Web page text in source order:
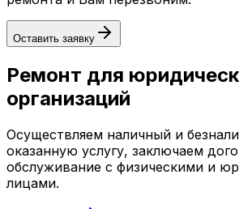
Оставить заявку
Ремонт для
организаций
Осуществляем наличный и
оказанную услугу, заключаем
обслуживание с физическими и
лицами.